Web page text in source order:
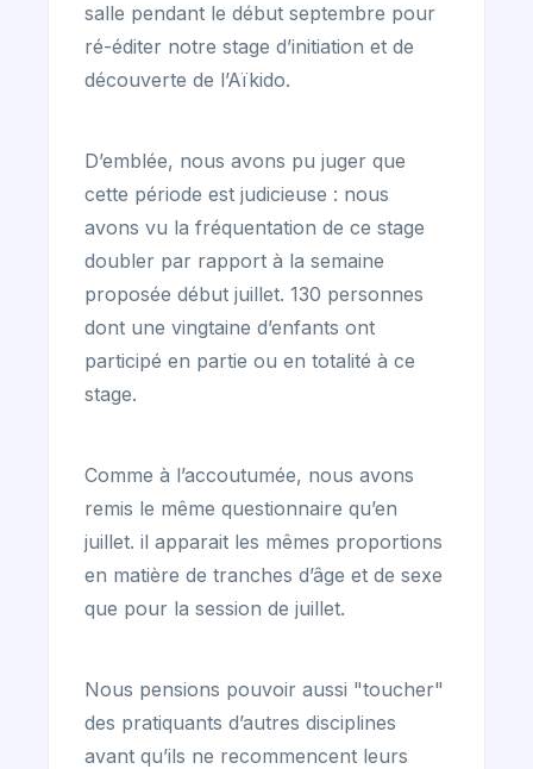
salle pendant le début septembre pour
ré-éditer notre stage d’initiation et de
découverte de l’Aïkido.
D’emblée, nous avons pu juger que
cette période est judicieuse : nous
avons vu la fréquentation de ce stage
doubler par rapport à la semaine
proposée début juillet. 130 personnes
dont une vingtaine d’enfants ont
participé en partie ou en totalité à ce
stage.
Comme à l’accoutumée, nous avons
remis le même questionnaire qu’en
juillet. il apparait les mêmes proportions
en matière de tranches d’âge et de sexe
que pour la session de juillet.
Nous pensions pouvoir aussi "toucher"
des pratiquants d’autres disciplines
avant qu’ils ne recommencent leurs